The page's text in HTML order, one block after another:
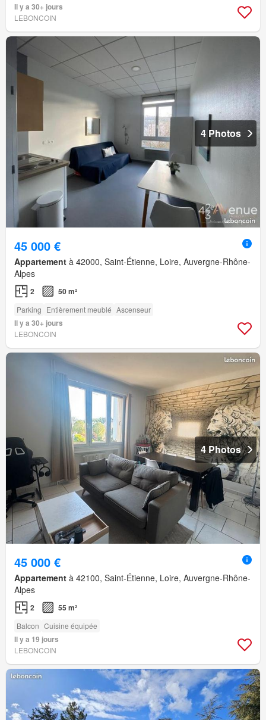
Il y a 30+ jours
LEBONCOIN
4 Photos
45 000 €
Appartement à 42000, Saint-Étienne, Loire, Auvergne-Rhône-
Alpes
2 50 m²
Parking Entièrement meublé Ascenseur
Il y a 30+ jours
LEBONCOIN
4 Photos
45 000 €
Appartement à 42100, Saint-Étienne, Loire, Auvergne-Rhône-
Alpes
2 55 m²
Balcon Cuisine équipée
Il y a 19 jours
LEBONCOIN